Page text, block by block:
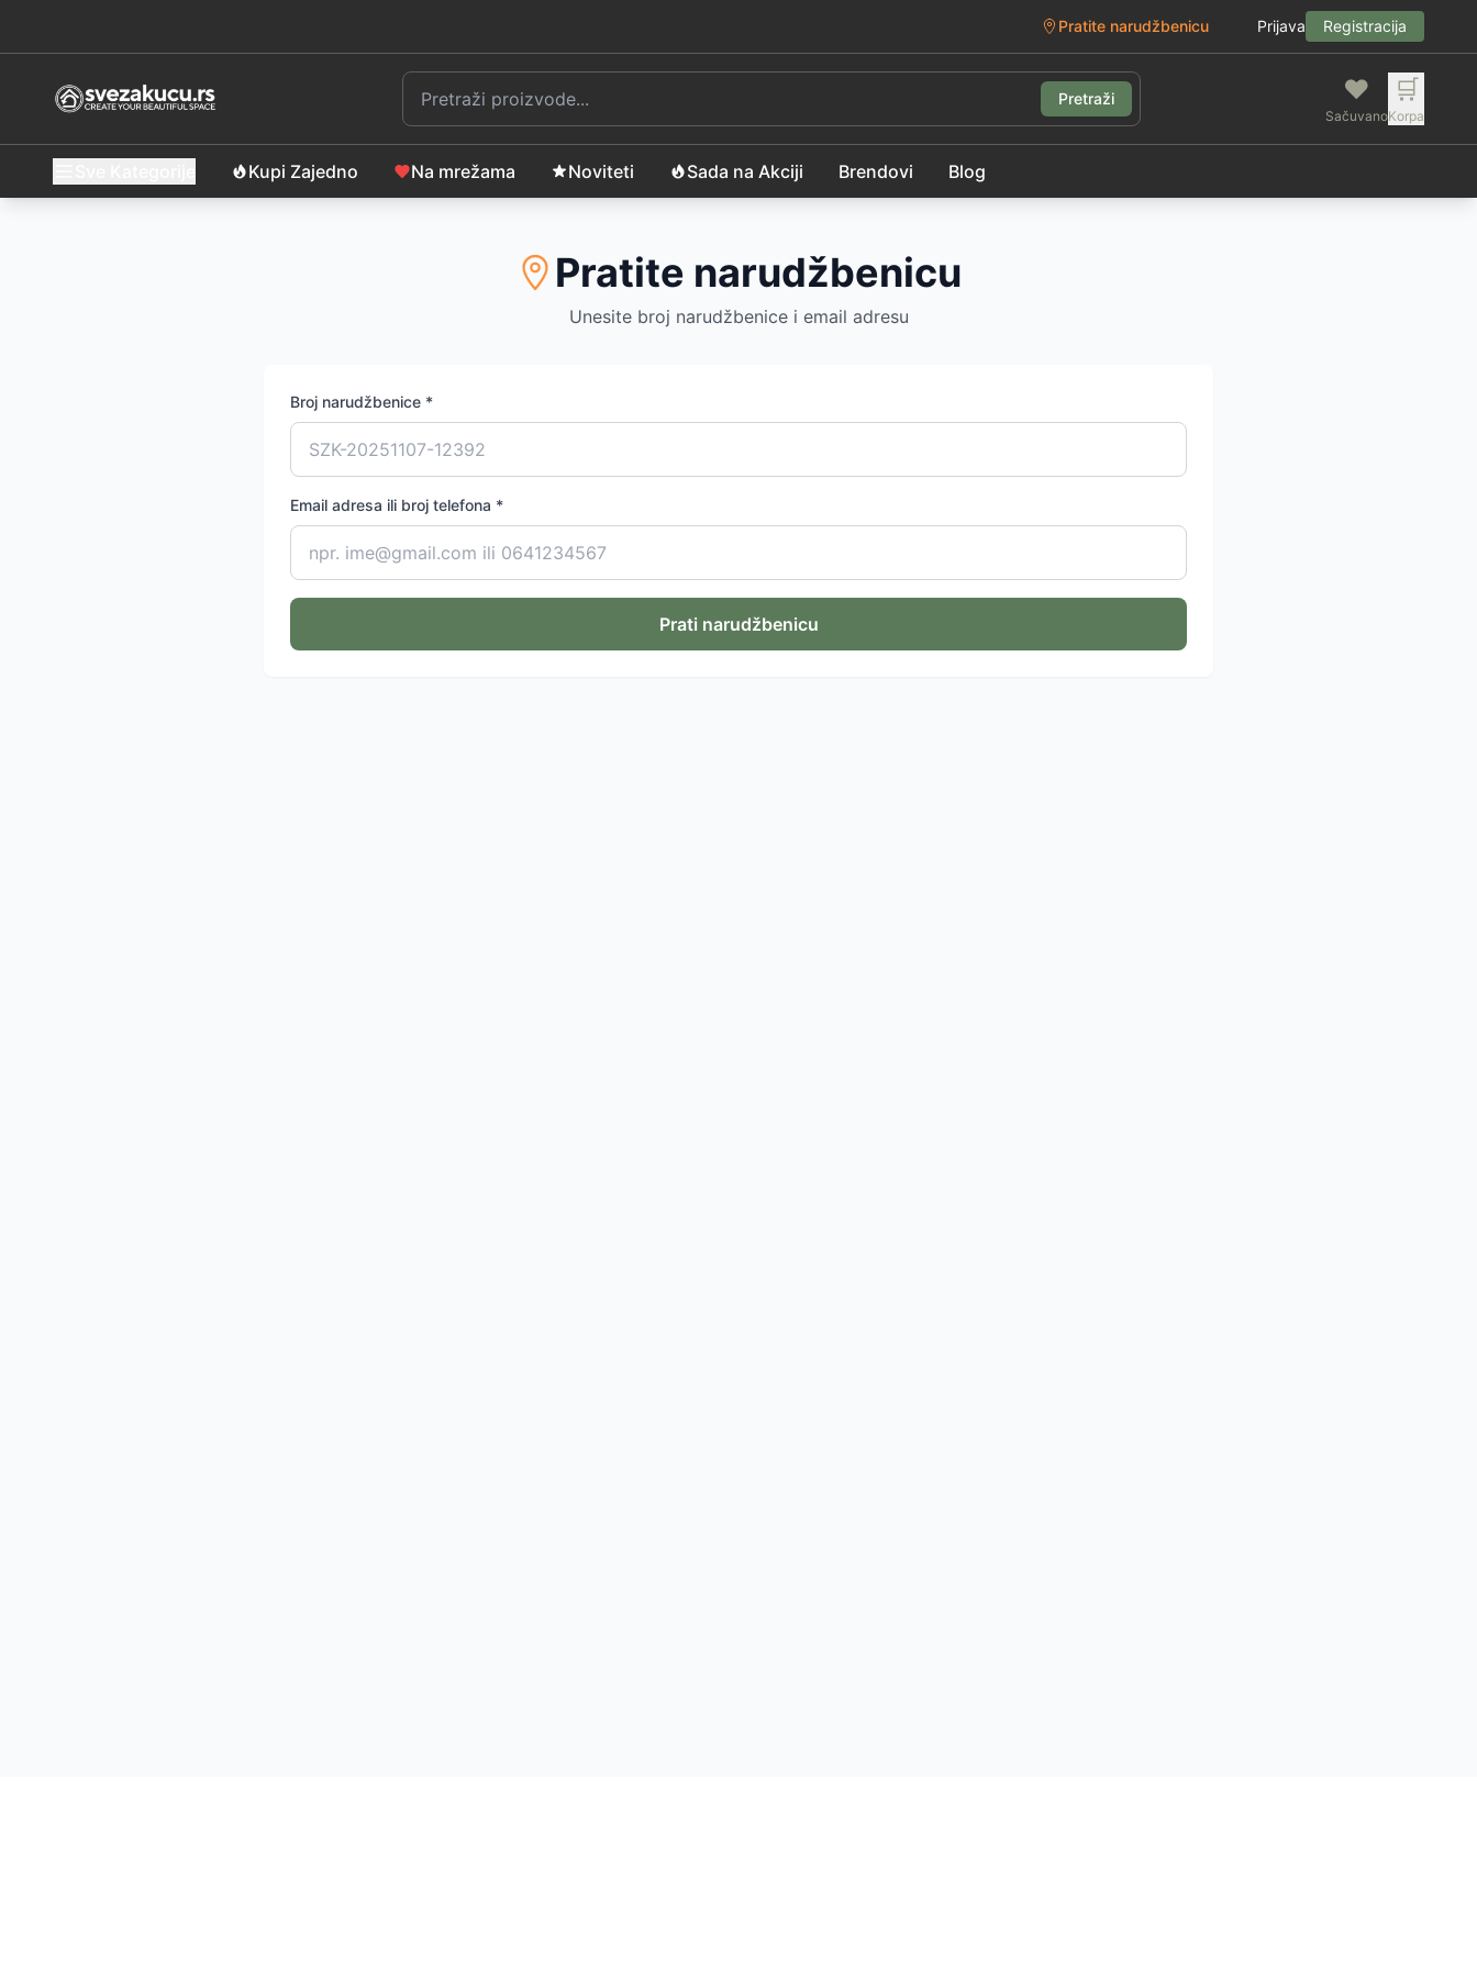
Pratite narudžbenicu Prijava Registracija
Pretraži ❤️
Sačuvano
🛒
Korpa
Kupi Zajedno Na mrežama Noviteti Sada na Akciji Brendovi Blog
Pratite narudžbenicu
Unesite broj narudžbenice i email adresu
Broj narudžbenice *
Email adresa ili broj telefona *
Prati narudžbenicu